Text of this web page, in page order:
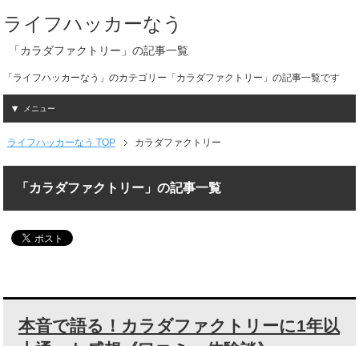
ライフハッカーなう
「カラダファクトリー」の記事一覧
「ライフハッカーなう」のカテゴリー「カラダファクトリー」の記事一覧です
メニュー
ライフハッカーなう TOP カラダファクトリー
「カラダファクトリー」の記事一覧
本音で語る！カラダファクトリーに1年以